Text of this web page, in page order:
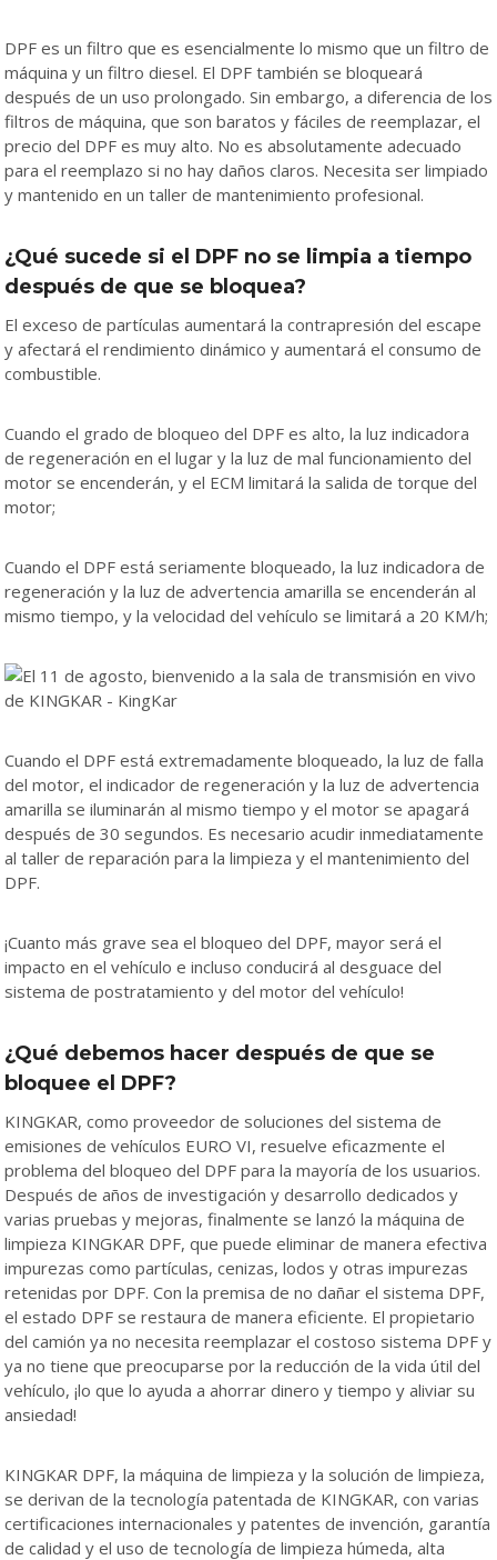
DPF es un filtro que es esencialmente lo mismo que un filtro de
máquina y un filtro diesel. El DPF también se bloqueará
después de un uso prolongado. Sin embargo, a diferencia de los
filtros de máquina, que son baratos y fáciles de reemplazar, el
precio del DPF es muy alto. No es absolutamente adecuado
para el reemplazo si no hay daños claros. Necesita ser limpiado
y mantenido en un taller de mantenimiento profesional.
¿Qué sucede si el DPF no se limpia a tiempo
después de que se bloquea?
El exceso de partículas aumentará la contrapresión del escape
y afectará el rendimiento dinámico y aumentará el consumo de
combustible.
Cuando el grado de bloqueo del DPF es alto, la luz indicadora
de regeneración en el lugar y la luz de mal funcionamiento del
motor se encenderán, y el ECM limitará la salida de torque del
motor;
Cuando el DPF está seriamente bloqueado, la luz indicadora de
regeneración y la luz de advertencia amarilla se encenderán al
mismo tiempo, y la velocidad del vehículo se limitará a 20 KM/h;
Cuando el DPF está extremadamente bloqueado, la luz de falla
del motor, el indicador de regeneración y la luz de advertencia
amarilla se iluminarán al mismo tiempo y el motor se apagará
después de 30 segundos. Es necesario acudir inmediatamente
al taller de reparación para la limpieza y el mantenimiento del
DPF.
¡Cuanto más grave sea el bloqueo del DPF, mayor será el
impacto en el vehículo e incluso conducirá al desguace del
sistema de postratamiento y del motor del vehículo!
¿Qué debemos hacer después de que se
bloquee el DPF?
KINGKAR, como proveedor de soluciones del sistema de
emisiones de vehículos EURO VI, resuelve eficazmente el
problema del bloqueo del DPF para la mayoría de los usuarios.
Después de años de investigación y desarrollo dedicados y
varias pruebas y mejoras, finalmente se lanzó la máquina de
limpieza KINGKAR DPF, que puede eliminar de manera efectiva
impurezas como partículas, cenizas, lodos y otras impurezas
retenidas por DPF. Con la premisa de no dañar el sistema DPF,
el estado DPF se restaura de manera eficiente. El propietario
del camión ya no necesita reemplazar el costoso sistema DPF y
ya no tiene que preocuparse por la reducción de la vida útil del
vehículo, ¡lo que lo ayuda a ahorrar dinero y tiempo y aliviar su
ansiedad!
KINGKAR DPF, la máquina de limpieza y la solución de limpieza,
se derivan de la tecnología patentada de KINGKAR, con varias
certificaciones internacionales y patentes de invención, garantía
de calidad y el uso de tecnología de limpieza húmeda, alta